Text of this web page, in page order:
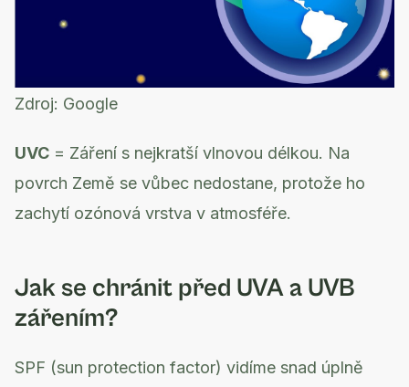
Zdroj: Google
UVC = Záření s nejkratší vlnovou délkou. Na
povrch Země se vůbec nedostane, protože ho
zachytí ozónová vrstva v atmosféře.
Jak se chránit před UVA a UVB
zářením?
SPF (sun protection factor) vidíme snad úplně